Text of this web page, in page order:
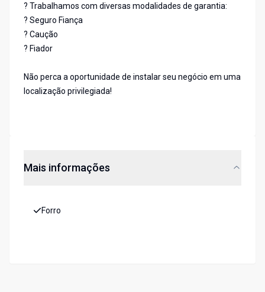
? Trabalhamos com diversas modalidades de garantia:
? Seguro Fiança
? Caução
? Fiador
Não perca a oportunidade de instalar seu negócio em uma
localização privilegiada!
Mais informações
Forro